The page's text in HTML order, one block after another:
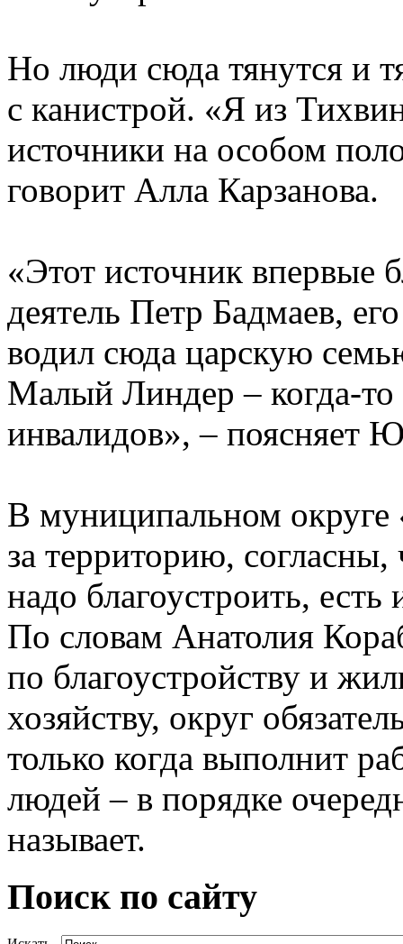
Но люди сюда тянутся и
с канистрой. «Я из
источники на особом
говорит Алла Карзанова.
«Этот источник впервые
деятель Петр Бадмаев,
водил сюда царскую
Малый Линдер – когда-то
инвалидов», – поясняет
В муниципальном округе
за территорию, согласны,
надо благоустроить,
По словам Анатолия
по благоустройству и
хозяйству, округ
только когда выполнит
людей – в порядке
называет.
Поиск по сайту